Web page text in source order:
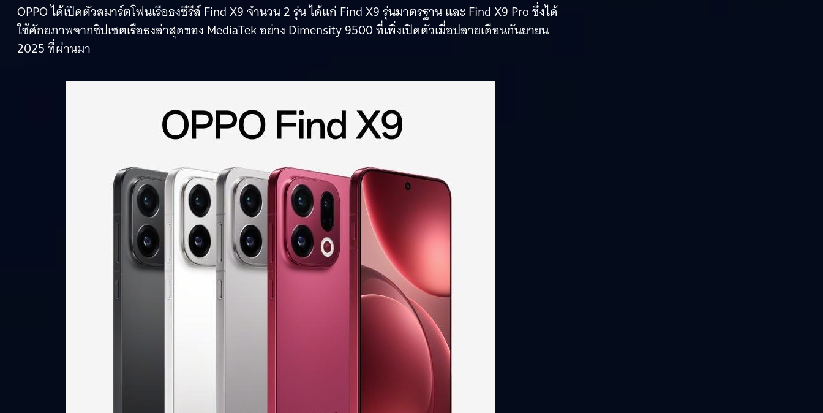
OPPO ได้เปิดตัวสมาร์ตโฟนเรือธงซีรีส์ Find X9 จำนวน 2 รุ่น ได้แก่ Find X9 รุ่นมาตรฐาน และ Find X9 Pro ซึ่งได้
ใช้ศักยภาพจากชิปเซตเรือธงล่าสุดของ MediaTek อย่าง Dimensity 9500 ที่เพิ่งเปิดตัวเมื่อปลายเดือนกันยายน
2025 ที่ผ่านมา